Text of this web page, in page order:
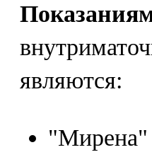
являются:
"Мирена"